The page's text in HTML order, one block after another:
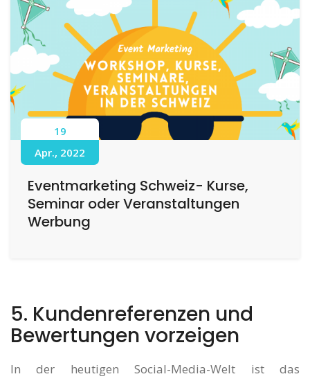
19
Apr., 2022
Eventmarketing Schweiz- Kurse,
Seminar oder Veranstaltungen
Werbung
5. Kundenreferenzen und
Bewertungen vorzeigen
In der heutigen Social-Media-Welt ist das